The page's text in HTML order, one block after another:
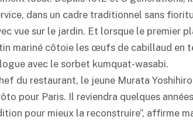
dans un cadre traditionnel sans
vue sur le jardin. Et lorsque le premier
mariné côtoie les œufs de cabillaud en
avec le sorbet kumquat-wasabi.
du restaurant, le jeune Murata
pour Paris. Il reviendra quelques
pour mieux la reconstruire”, affirme